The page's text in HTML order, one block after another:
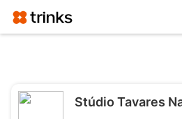
Stúdio Tavares